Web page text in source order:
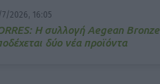
7/2026, 16:05
Η συλλογή Aegean Bronze
δύο νέα προϊόντα